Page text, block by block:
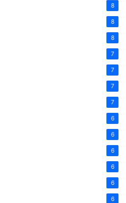
8
8
8
7
7
7
7
6
6
6
6
6
6